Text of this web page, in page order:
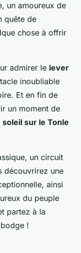
un amoureux de
quête de
chose à offrir
admirer le lever
inoubliable
Et en fin de
un moment de
sur le Tonle
un circuit
découvrirez une
ainsi
du peuple
partez à la
!